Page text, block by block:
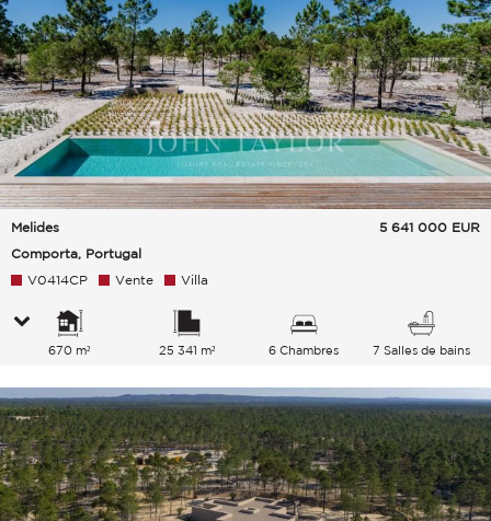
Melides
Comporta, Portugal
5 641 000 EUR
V0414CP Vente Villa
670 m² 25 341 m² 6 Chambres 7 Salles de bains